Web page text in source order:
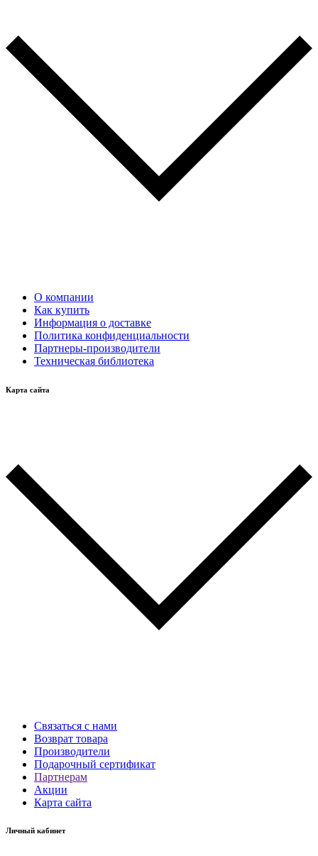
О компании
Как купить
Информация о доставке
Политика конфиденциальности
Партнеры-производители
Техническая библиотека
Карта сайта
Связаться с нами
Возврат товара
Производители
Подарочный сертификат
Партнерам
Акции
Карта сайта
Личный кабинет